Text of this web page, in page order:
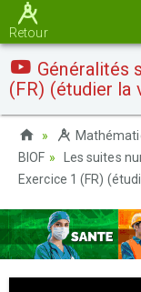
Retour
Généralités
(FR) (étudier la
BIOF
Les suites
Exercice 1 (FR)